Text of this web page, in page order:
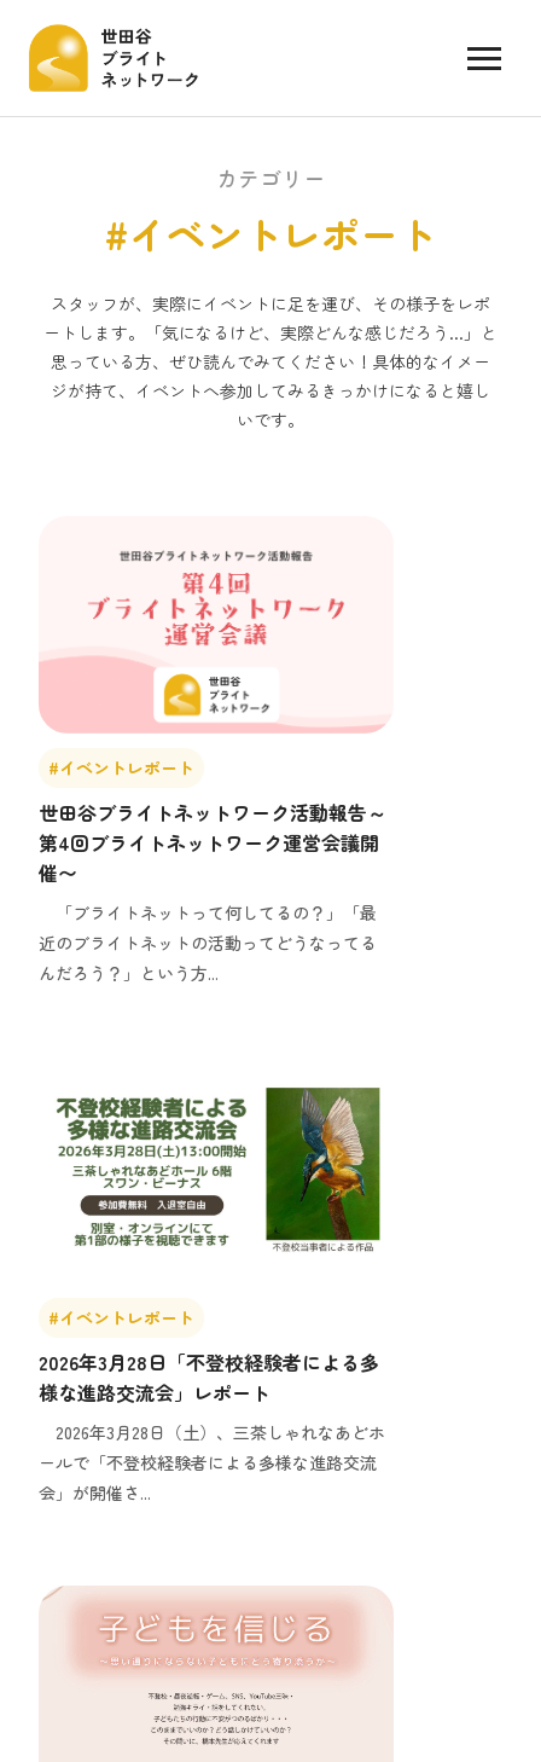
カテゴリー
#イベントレポート
スタッフが、実際にイベントに足を運び、その様子をレポ
ートします。「気になるけど、実際どんな感じだろう...」と
思っている方、ぜひ読んでみてください！具体的なイメー
ジが持て、イベントへ参加してみるきっかけになると嬉し
いです。
#イベントレポート
世田谷ブライトネットワーク活動報告～
第4回ブライトネットワーク運営会議開
催〜
「ブライトネットって何してるの？」「最
近のブライトネットの活動ってどうなってる
んだろう？」という方...
#イベントレポート
2026年3月28日「不登校経験者による多
様な進路交流会」レポート
2026年3月28日（土）、三茶しゃれなあどホ
ールで「不登校経験者による多様な進路交流
会」が開催さ...